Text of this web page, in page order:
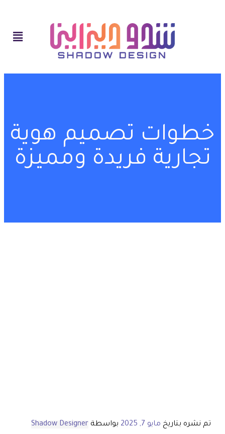
خطوات تصميم هوية
تجارية فريدة ومميزة
تم نشره بتاريخ مايو 7, 2025 بواسطة Shadow Designer